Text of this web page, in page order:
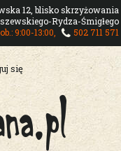
12, blisko skrzyżowania
Rydza-Śmigłego
9:00-13:00,
502 711 571
się